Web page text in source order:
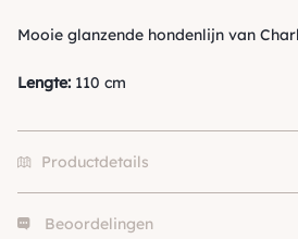
Mooie glanzende hondenlijn van
Lengte: 110 cm
Productdetails
KleurBeoordelingen